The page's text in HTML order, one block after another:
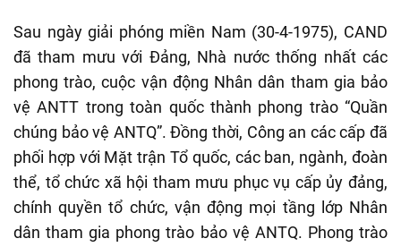
Sau ngày giải phóng miền Nam (30-4-1975), CAND
đã tham mưu với Đảng, Nhà nước thống nhất các
phong trào, cuộc vận động Nhân dân tham gia bảo
vệ ANTT trong toàn quốc thành phong trào “Quần
chúng bảo vệ ANTQ”. Đồng thời, Công an các cấp đã
phối hợp với Mặt trận Tổ quốc, các ban, ngành, đoàn
thể, tổ chức xã hội tham mưu phục vụ cấp ủy đảng,
chính quyền tổ chức, vận động mọi tầng lớp Nhân
dân tham gia phong trào bảo vệ ANTQ. Phong trào